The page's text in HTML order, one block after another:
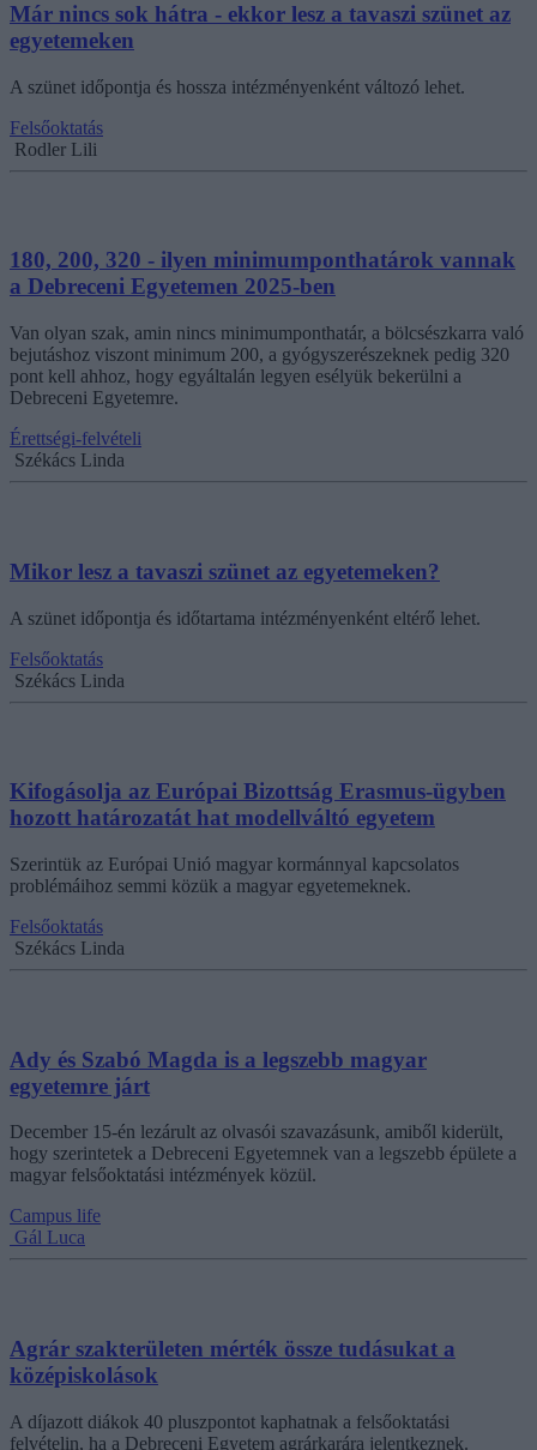
Már nincs sok hátra - ekkor lesz a tavaszi szünet az
egyetemeken
A szünet időpontja és hossza intézményenként változó lehet.
Felsőoktatás
Rodler Lili
180, 200, 320 - ilyen minimumponthatárok vannak
a Debreceni Egyetemen 2025-ben
Van olyan szak, amin nincs minimumponthatár, a bölcsészkarra való
bejutáshoz viszont minimum 200, a gyógyszerészeknek pedig 320
pont kell ahhoz, hogy egyáltalán legyen esélyük bekerülni a
Debreceni Egyetemre.
Érettségi-felvételi
Székács Linda
Mikor lesz a tavaszi szünet az egyetemeken?
A szünet időpontja és időtartama intézményenként eltérő lehet.
Felsőoktatás
Székács Linda
Kifogásolja az Európai Bizottság Erasmus-ügyben
hozott határozatát hat modellváltó egyetem
Szerintük az Európai Unió magyar kormánnyal kapcsolatos
problémáihoz semmi közük a magyar egyetemeknek.
Felsőoktatás
Székács Linda
Ady és Szabó Magda is a legszebb magyar
egyetemre járt
December 15-én lezárult az olvasói szavazásunk, amiből kiderült,
hogy szerintetek a Debreceni Egyetemnek van a legszebb épülete a
magyar felsőoktatási intézmények közül.
Campus life
Gál Luca
Agrár szakterületen mérték össze tudásukat a
középiskolások
A díjazott diákok 40 pluszpontot kaphatnak a felsőoktatási
felvételin, ha a Debreceni Egyetem agrárkarára jelentkeznek.